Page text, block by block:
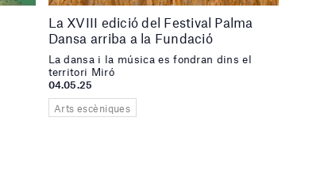
La XVIII edició del Festival Palma
Dansa arriba a la Fundació
La dansa i la música es fondran dins el
territori Miró
04.05.25
Arts escèniques